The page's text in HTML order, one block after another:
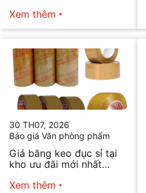
Xem thêm
30 TH07, 2026
Báo giá Văn phòng phẩm
Giá băng keo đục sỉ tại
kho ưu đãi mới nhất
Xem thêm